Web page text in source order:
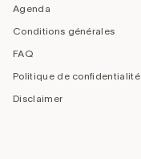
Agenda
Conditions générales
FAQ
Politique de confidentialité
Disclaimer